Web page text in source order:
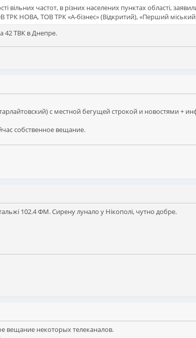
вільних частот, в різних населених пунктах області,
ТРК НОВА, ТОВ ТРК «А-бізнес» (Відкритий), «Перший
42 ТВК в Днепре.
с местной бегущей строкой и новостями
собственное вещание.
102.4 ФМ. Сирену лунало у Нікополі, чутно добре.
вещание некоторых телеканалов.